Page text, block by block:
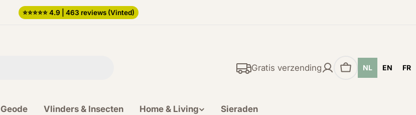
⭐️⭐️⭐️⭐️⭐️ 4.9 | 463 reviews (Vinted)
Gratis verzending
Winkelwagen
NL EN FR
Geode Vlinders & Insecten Home & Living Sieraden